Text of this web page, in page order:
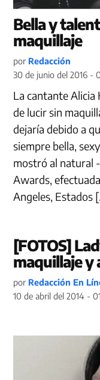
Bella y
maquillaje
por Redacción
30 de junio del 2016 -
La cantante
de lucir sin
dejaría debido a
siempre bella,
mostró al natural
Awards,
Angeles, Estados
[FOTOS]
maquillaje y
por Redacción En
10 de abril del 2014 -